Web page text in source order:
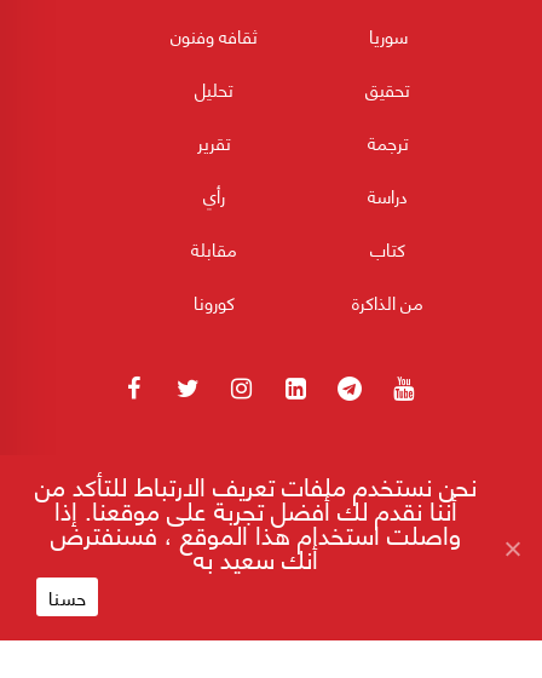
سوريا
ثقافه وفنون
تحقيق
تحليل
ترجمة
تقرير
دراسة
رأي
كتاب
مقابلة
من الذاكرة
كورونا
"فورين أفيرز": تكاليف باهظة للعلاقة
نحن نستخدم ملفات تعريف الارتباط للتأكد من
أننا نقدم لك أفضل تجربة على موقعنا. إذا
واصلت استخدام هذا الموقع ، فسنفترض
أنك سعيد به
حسنا